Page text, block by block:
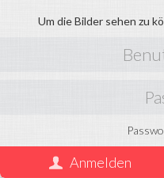
Miniarea
Um die Bilder sehen zu
Anmelden